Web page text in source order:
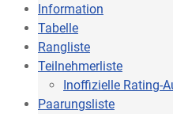
Information
Tabelle
Rangliste
Teilnehmerliste
Inoffizielle Rating-
Paarungsliste